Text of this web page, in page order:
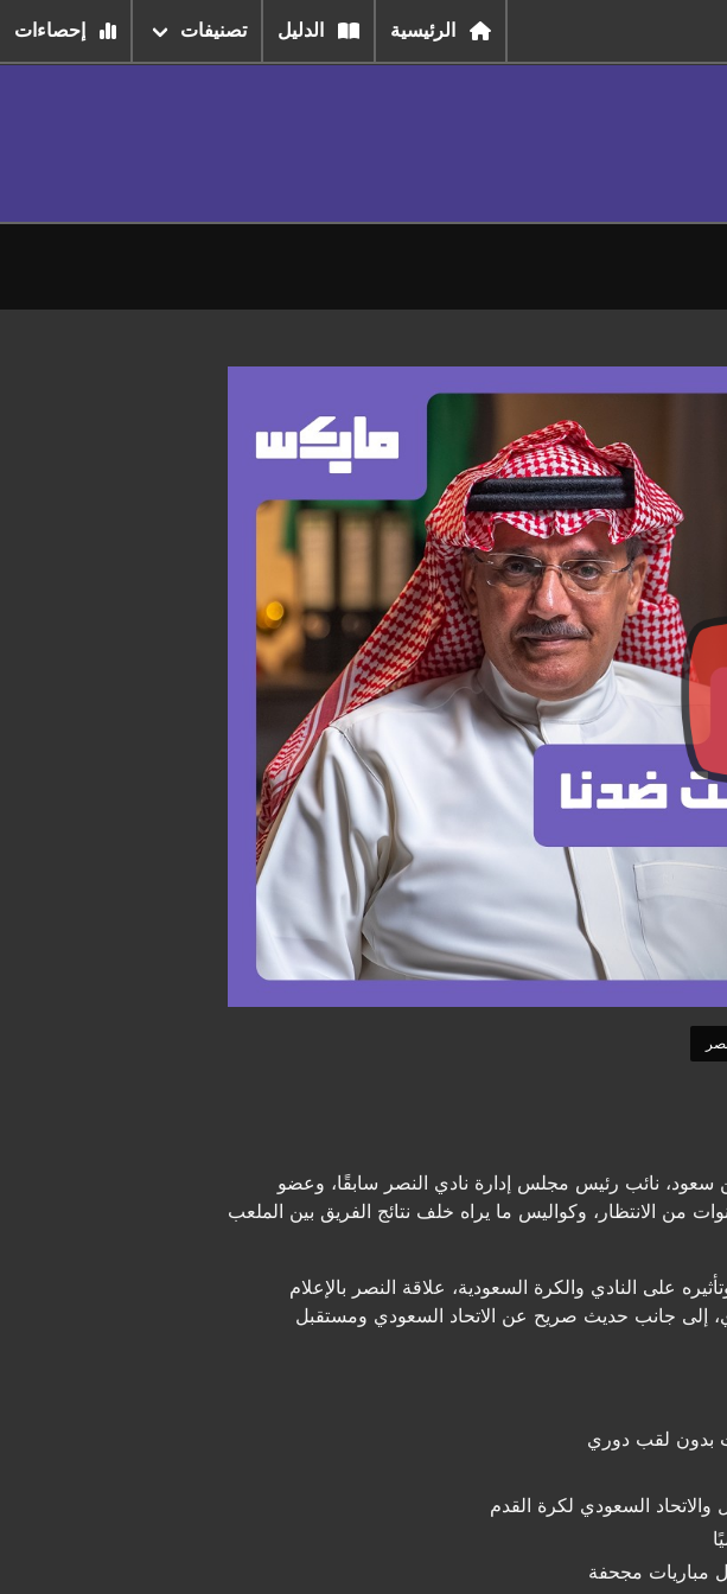
الرئيسية الدليل تصنيفات إحصاءات
نائب رئيس مجلس إدارة نادي النصر سابقًا، وعضو
من الانتظار، وكواليس ما يراه خلف نتائج الفريق بين الملعب
على النادي والكرة السعودية، علاقة النصر بالإعلام
إلى جانب حديث صريح عن الاتحاد السعودي ومستقبل
بدون لقب دوري
مباريات مجحفة